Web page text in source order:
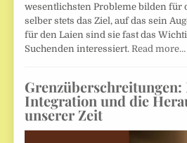
wesentlichsten Probleme bilden für
selber stets das Ziel, auf das sein
für den Laien sind sie fast das
Suchenden interessiert. Read more…
Integration und die
unserer Zeit